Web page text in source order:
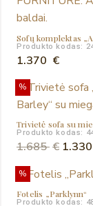
Sofų komplektas
Produkto kodas:
1.370 €
%
Produkto kodas:
1.685€
was:
1.330
%
Fotelis „Parklynn“
Produkto kodas: